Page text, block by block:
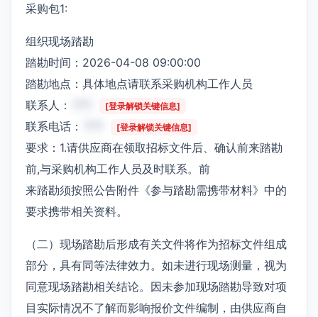
采购包1:
组织现场踏勘
踏勘时间：2026-04-08 09:00:00
踏勘地点：具体地点请联系采购机构工作人员
联系人：
[登录解锁关键信息]
联系电话： [登录解锁关键信息]
要求：1.请供应商在领取招标文件后、确认前来踏勘
前,与采购机构工作人员及时联系。前
来踏勘须按照公告附件《参与踏勘需携带材料》中的
要求携带相关资料。
（二）现场踏勘后形成有关文件将作为招标文件组成
部分，具有同等法律效力。如未进行现场测量，视为
同意现场踏勘相关结论。因未参加现场踏勘导致对项
目实际情况不了解而影响报价文件编制，由供应商自